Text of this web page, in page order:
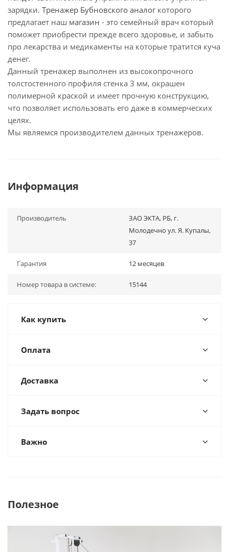
зарядки. Тренажер Бубновского аналог которого
предлагает наш магазин - это семейный врач который
поможет приобрести прежде всего здоровье, и забыть
про лекарства и медикаменты на которые тратится куча
денег.
Данный тренажер выполнен из высокопрочного
толстостенного профиля стенка 3 мм, окрашен
полимерной краской и имеет прочную конструкцию,
что позволяет использовать его даже в коммерческих
целях.
Мы являемся производителем данных тренажеров.
Информация
Производитель
ЗАО ЭКТА, РБ, г.
Молодечно ул. Я. Купалы,
37
Гарантия 12 месяцев
Номер товара в системе: 15144
Как купить
Оплата
Доставка
Задать вопрос
Важно
Полезное